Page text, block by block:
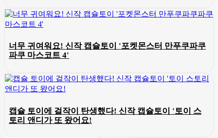
너무 귀여워요! 신작 캡슐토이 '포켓몬스터 만푸쿠파쿠
파쿠 마스코트 4'
캡슐 토이에 걸작이 탄생했다! 신작 캡슐토이 '토이 스
토리 앤디가 또 왔어요!